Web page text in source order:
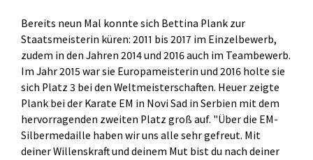
Bereits neun Mal konnte sich Bettina Plank zur
Staatsmeisterin küren: 2011 bis 2017 im Einzelbewerb,
zudem in den Jahren 2014 und 2016 auch im Teambewerb.
Im Jahr 2015 war sie Europameisterin und 2016 holte sie
sich Platz 3 bei den Weltmeisterschaften. Heuer zeigte
Plank bei der Karate EM in Novi Sad in Serbien mit dem
hervorragenden zweiten Platz groß auf. "Über die EM-
Silbermedaille haben wir uns alle sehr gefreut. Mit
deiner Willenskraft und deinem Mut bist du nach deiner